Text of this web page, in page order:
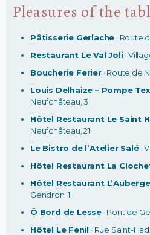
Pleasures of the
Pâtisserie Gerlache · Route
Restaurant Le Val Joli ·
Boucherie Ferier· Route de
Louis Delhaize – Pompe
Neufchâteau, 3
Hôtel Restaurant Le Saint
Neufchâteau, 21
Le Bistro de l’Atelier Salé·
Hôtel Restaurant La
Hôtel Restaurant
Gendron ,1
Ô Bord de Lesse · Pont de
Hôtel Le Fenil · Rue Saint-